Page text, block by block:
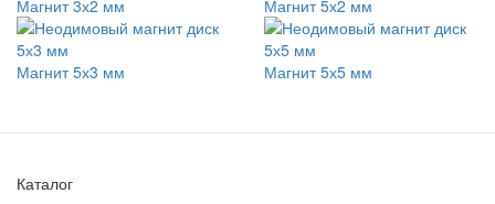
Магнит 3х2 мм Магнит 5х2 мм
Магнит 5х3 мм Магнит 5х5 мм
Каталог